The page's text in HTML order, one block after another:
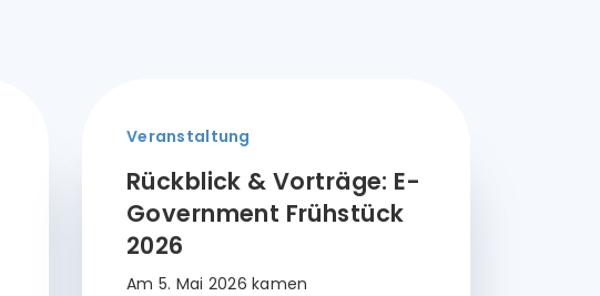
Veranstaltung
Rückblick & Vorträge: E-
Government Frühstück
2026
Am 5. Mai 2026 kamen